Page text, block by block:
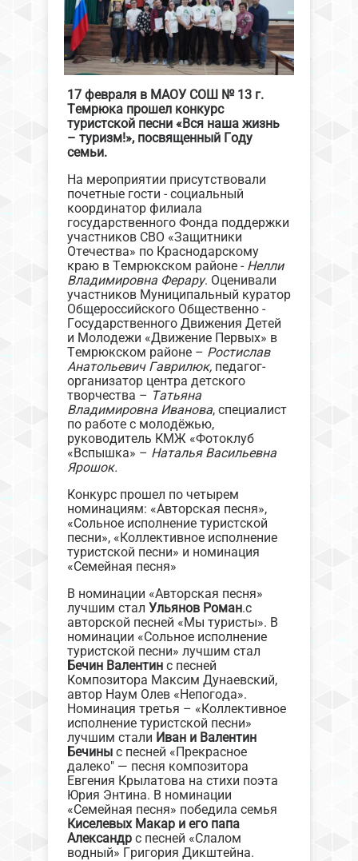
17 февраля в МАОУ СОШ № 13 г.
Темрюка прошел конкурс
туристской песни «Вся наша жизнь
– туризм!», посвященный Году
семьи.
На мероприятии присутствовали
почетные гости - социальный
координатор филиала
государственного Фонда поддержки
участников СВО «Защитники
Отечества» по Краснодарскому
краю в Темрюкском районе -Нелли
Владимировна Ферару. Оценивали
участников Муниципальный куратор
Общероссийского Общественно -
Государственного Движения Детей
и Молодежи «Движение Первых» в
Темрюкском районе – Ростислав
Анатольевич Гаврилюк,педагог-
организатор центра детского
творчества – Татьяна
Владимировна Иванова, специалист
по работе с молодёжью,
руководитель КМЖ «Фотоклуб
«Вспышка» – Наталья Васильевна
Ярошок.
Конкурс прошел по четырем
номинациям: «Авторская песня»,
«Сольное исполнение туристской
песни», «Коллективное исполнение
туристской песни» и номинация
«Семейная песня»
В номинации «Авторская песня»
лучшим стал Ульянов Роман.с
авторской песней «Мы туристы». В
номинации «Сольное исполнение
туристской песни» лучшим стал
Бечин Валентинс песней
Композитора Максим Дунаевский,
автор Наум Олев «Непогода».
Номинация третья – «Коллективное
исполнение туристской песни»
лучшим стали Иван и Валентин
Бечиныс песней «Прекрасное
далеко" — песня композитора
Евгения Крылатова на стихи поэта
Юрия Энтина. В номинации
«Семейная песня» победила семья
Киселевых Макар и его папа
Александрс песней «Слалом
водный» Григория Дикштейна.